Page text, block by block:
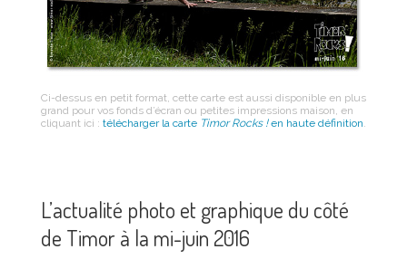
Ci-dessus en petit format, cette carte est aussi disponible en plus
grand pour vos fonds d’écran ou petites impressions maison, en
cliquant ici : télécharger la carte Timor Rocks !en haute définition.
L’actualité photo et graphique du côté
de Timor à la mi-juin 2016